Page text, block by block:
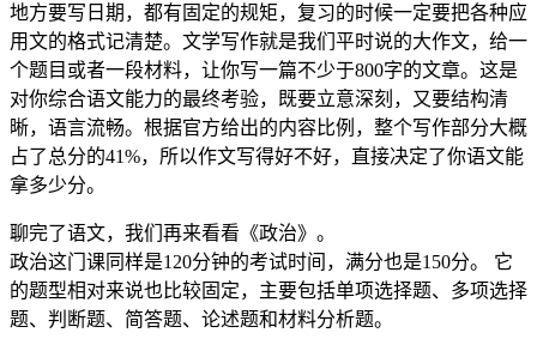
地方要写日期，都有固定的规矩，复习的时候一定要把各种应
用文的格式记清楚。文学写作就是我们平时说的大作文，给一
个题目或者一段材料，让你写一篇不少于800字的文章。这是
对你综合语文能力的最终考验，既要立意深刻，又要结构清
晰，语言流畅。根据官方给出的内容比例，整个写作部分大概
占了总分的41%，所以作文写得好不好，直接决定了你语文能
拿多少分。
聊完了语文，我们再来看看《政治》。
政治这门课同样是120分钟的考试时间，满分也是150分。 它
的题型相对来说也比较固定，主要包括单项选择题、多项选择
题、判断题、简答题、论述题和材料分析题。